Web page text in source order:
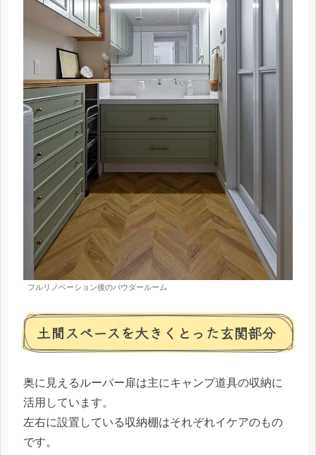
フルリノベーション後のパウダールーム
土間スペースを大きくとった玄関部分
奥に見えるルーバー扉は主にキャンプ道具の収納に
活用しています。
左右に設置している収納棚はそれぞれイケアのもの
です。